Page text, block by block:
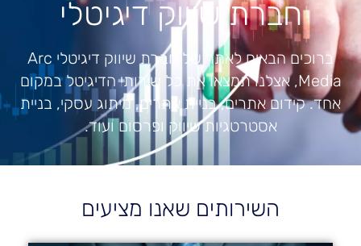
חברת שיווק דיגיטלי
ברוכים הבאים לאתר של חברת שיווק דיגיטלי Arc
Media, אצלנו תמצאו את כל שירותי הדיגיטל במקום
אחד. קידום אתרים, בניית אתרים, מיתוג עסקי, בניית
אסטרטגיות שיווק ופרסום ועוד.
השירותים שאנו מציעים